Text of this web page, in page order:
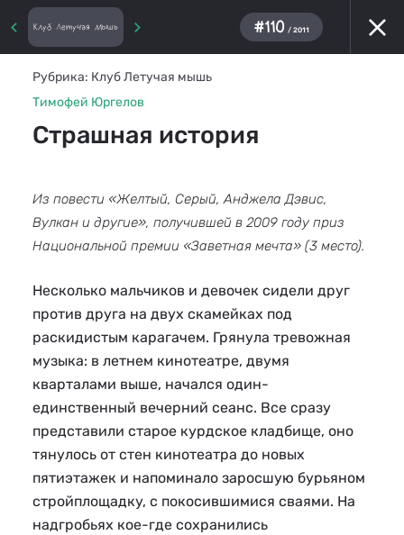
Клуб Летучая мышь #110 / 2011
Рубрика: Клуб Летучая мышь
Тимофей Юргелов
Страшная история
Из повести «Желтый, Серый, Анджела Дэвис,
Вулкан и другие», получившей в 2009 году приз
Национальной премии «Заветная мечта» (3 место).
Несколько мальчиков и девочек сидели друг
против друга на двух скамейках под
раскидистым карагачем. Грянула тревожная
музыка: в летнем кинотеатре, двумя
кварталами выше, начался один-
единственный вечерний сеанс. Все сразу
представили старое курдское кладбище, оно
тянулось от стен кинотеатра до новых
пятиэтажек и напоминало заросшую бурьяном
стройплощадку, с покосившимися сваями. На
надгробьях кое-где сохранились